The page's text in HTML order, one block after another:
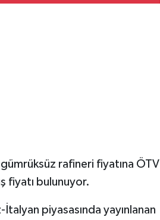
rafineri fiyatına ÖTV
fiyatı bulunuyor.
piyasasında yayınlanan